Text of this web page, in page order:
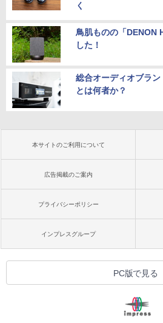
く
鳥肌ものの「DENON
した！
総合オーディオブラ
とは何者か？
本サイトのご利用について
広告掲載のご案内
プライバシーポリシー
インプレスグループ
PC版で見る